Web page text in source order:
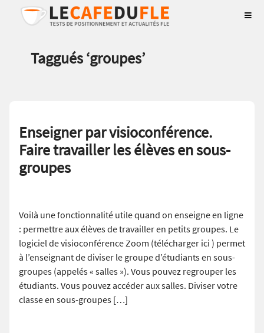
Taggués ‘groupes’
Enseigner par visioconférence.
Faire travailler les élèves en sous-
groupes
Voilà une fonctionnalité utile quand on enseigne en ligne
: permettre aux élèves de travailler en petits groupes. Le
logiciel de visioconférence Zoom (télécharger ici ) permet
à l’enseignant de diviser le groupe d’étudiants en sous-
groupes (appelés « salles »). Vous pouvez regrouper les
étudiants. Vous pouvez accéder aux salles. Diviser votre
classe en sous-groupes […]